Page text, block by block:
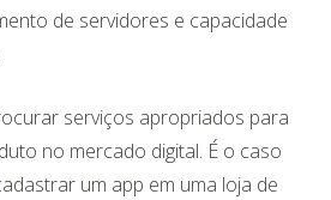
de servidores e capacidade
serviços apropriados para
no mercado digital. É o caso
um app em uma loja de